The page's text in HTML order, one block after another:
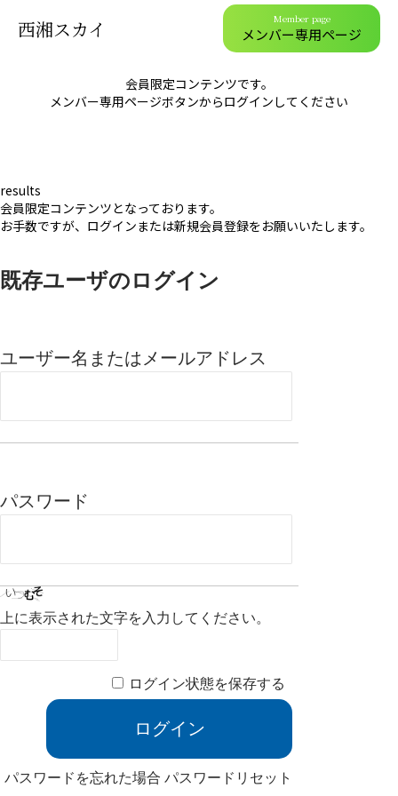
西湘スカイ Member page
メンバー専用ページ
会員限定コンテンツです。
メンバー専用ページボタンからログインしてください
results
会員限定コンテンツとなっております。
お手数ですが、ログインまたは新規会員登録をお願いいたします。
既存ユーザのログイン
ユーザー名またはメールアドレス
パスワード
上に表示された文字を入力してください。
ログイン状態を保存する
パスワードを忘れた場合パスワードリセット